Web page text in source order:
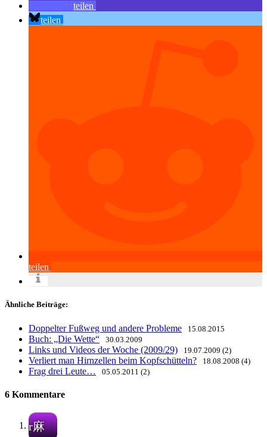
teilen
teilen
teilen
Ähnliche Beiträge:
Doppelter Fußweg und andere Probleme 15.08.2015
Buch: „Die Wette“ 30.03.2009
Links und Videos der Woche (2009/29) 19.07.2009 (2)
Verliert man Hirnzellen beim Kopfschütteln? 18.08.2008 (4)
Frag drei Leute… 05.05.2011 (2)
6 Kommentare
r麻